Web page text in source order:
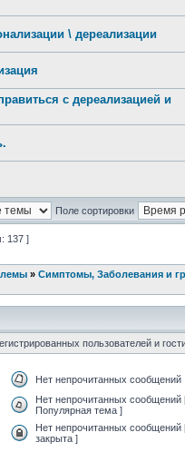
\ дереализации
с дереализацией и
Поле сортировки
137 ]
» Симптомы, Заболевания и
пользователей и
Нет непрочитанных сообщений
Нет непрочитанных сообщений
Популярная тема ]
Нет непрочитанных сообщений
закрыта ]